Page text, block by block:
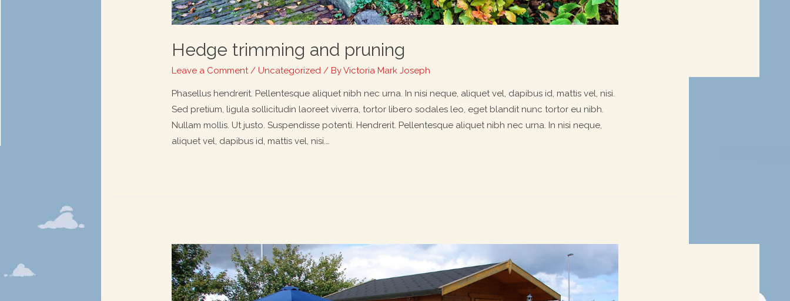
Hedge trimming and pruning
Leave a Comment / Uncategorized / ByVictoria Mark Joseph
Phasellus hendrerit. Pellentesque aliquet nibh nec urna. In nisi neque, aliquet vel, dapibus id, mattis vel, nisi.
Sed pretium, ligula sollicitudin laoreet viverra, tortor libero sodales leo, eget blandit nunc tortor eu nibh.
Nullam mollis. Ut justo. Suspendisse potenti. Hendrerit. Pellentesque aliquet nibh nec urna. In nisi neque,
aliquet vel, dapibus id, mattis vel, nisi.…